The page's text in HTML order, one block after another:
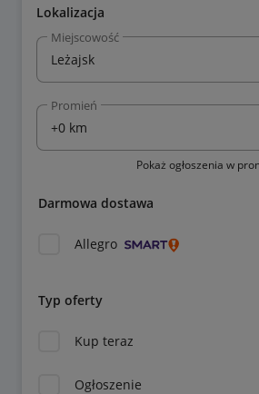
Lokalizacja
Miejscowość
Promień
Pokaż ogłoszenia w
Darmowa dostawa
Allegro
Typ oferty
Kup teraz
Ogłoszenie